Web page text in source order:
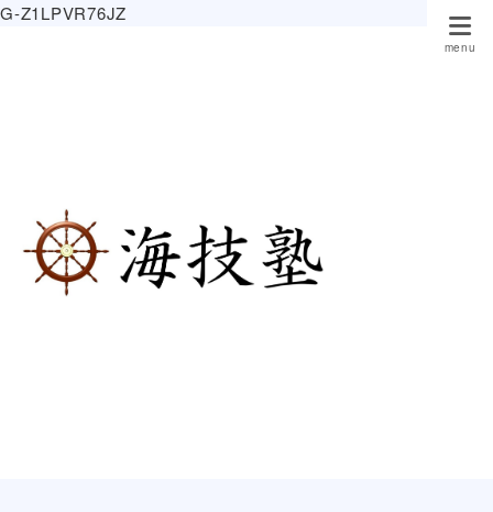
G-Z1LPVR76JZ